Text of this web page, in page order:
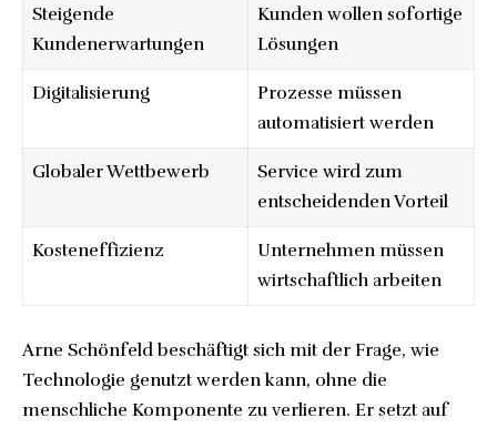
Steigende
Kundenerwartungen
Kunden wollen sofortige
Lösungen
Digitalisierung
Prozesse müssen
automatisiert werden
Globaler Wettbewerb
Service wird zum
entscheidenden Vorteil
Kosteneffizienz
Unternehmen müssen
wirtschaftlich arbeiten
Arne Schönfeld beschäftigt sich mit der Frage, wie
Technologie genutzt werden kann, ohne die
menschliche Komponente zu verlieren. Er setzt auf